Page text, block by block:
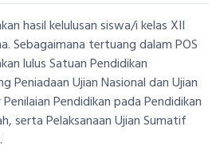
hasil kelulusan siswa/i kelas XII
Sebagaimana tertuang dalam POS
lulus Satuan Pendidikan
Peniadaan Ujian Nasional dan Ujian
Pendidikan pada Pendidikan
serta Pelaksanaan Ujian Sumatif